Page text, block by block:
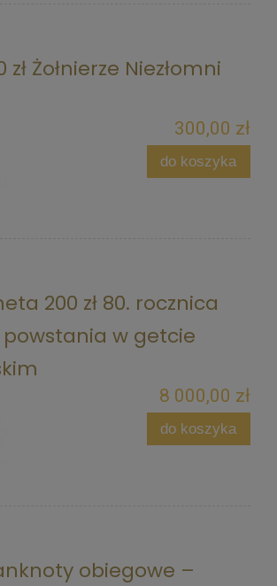
zł Żołnierze Niezłomni
300,00 zł
do koszyka
200 zł 80. rocznica
w getcie
8 000,00 zł
do koszyka
obiegowe –